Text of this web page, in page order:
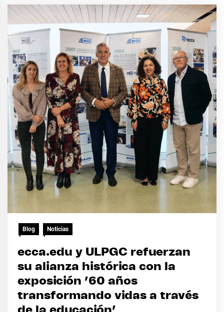
Blog Noticias
ecca.edu y ULPGC refuerzan
su alianza histórica con la
exposición ’60 años
transformando vidas a través